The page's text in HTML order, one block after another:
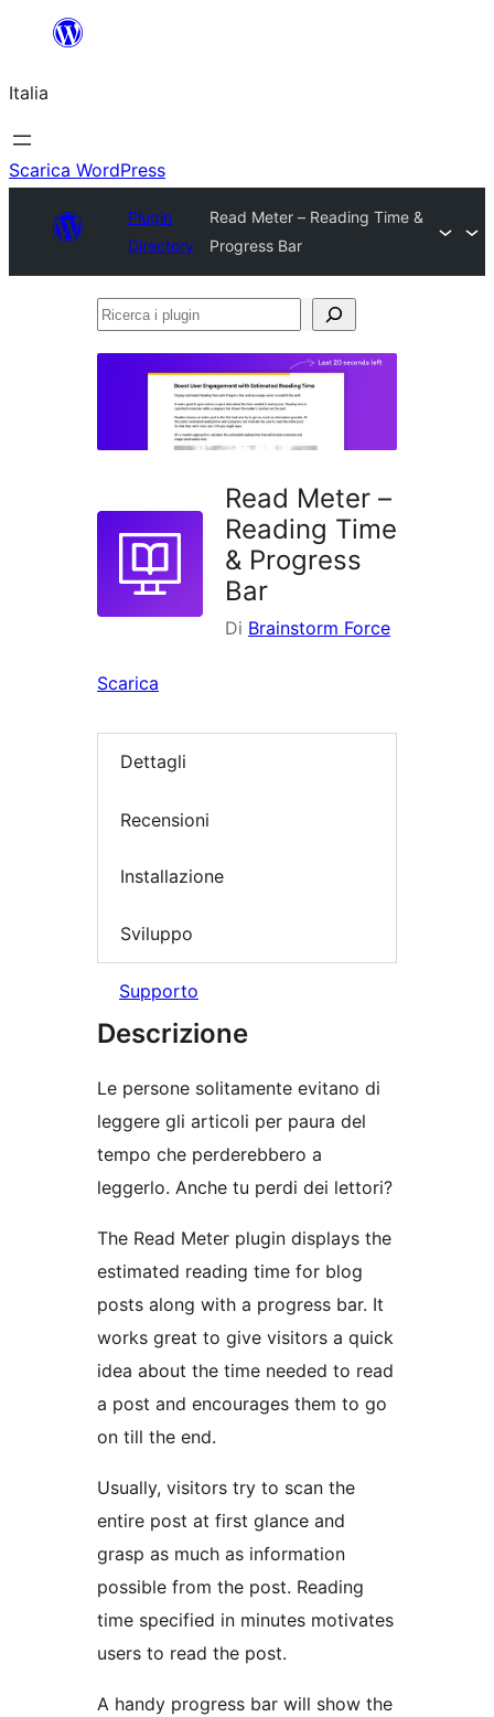
contenuto
Italia
Scarica WordPress
Plugin
Directory
Read Meter – Reading Time &
Progress Bar
Ricerca
Read Meter –
Reading Time
& Progress
Bar
Di Brainstorm Force
Scarica
Dettagli
Recensioni
Installazione
Sviluppo
Supporto
Descrizione
Le persone solitamente evitano di
leggere gli articoli per paura del
tempo che perderebbero a
leggerlo. Anche tu perdi dei lettori?
The Read Meter plugin displays the
estimated reading time for blog
posts along with a progress bar. It
works great to give visitors a quick
idea about the time needed to read
a post and encourages them to go
on till the end.
Usually, visitors try to scan the
entire post at first glance and
grasp as much as information
possible from the post. Reading
time specified in minutes motivates
users to read the post.
A handy progress bar will show the